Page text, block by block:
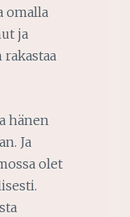
omalla
ja
rakastaa
hänen
Ja
olet